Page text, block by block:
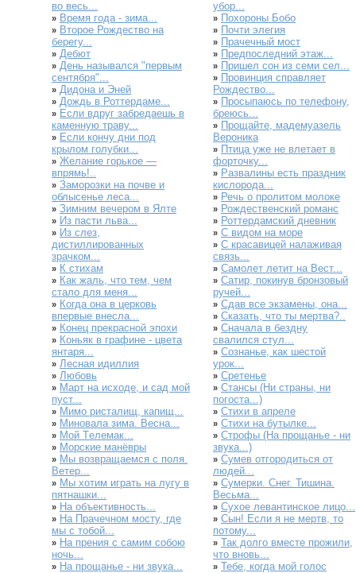
во весь...
» Время года - зима...
» Второе Рождество на
берегу...
» Дебют
» День назывался "первым
сентября"...
» Дидона и Эней
» Дождь в Роттердаме...
» Если вдруг забредаешь в
каменную траву...
» Если кончу дни под
крылом голубки...
» Желание горькое —
впрямь!..
» Заморозки на почве и
облысенье леса...
» Зимним вечером в Ялте
» Из пасти льва...
» Из слез,
дистиллированных
зрачком...
» К стихам
» Как жаль, что тем, чем
стало для меня...
» Когда она в церковь
впервые внесла...
» Конец прекрасной эпохи
» Коньяк в графине - цвета
янтаря...
» Лесная идиллия
» Любовь
» Март на исходе, и сад мой
пуст...
» Мимо ристалищ, капищ...
» Миновала зима. Весна...
» Мой Tелемак...
» Морские манёвры
» Мы возвращаемся с поля.
Ветер...
» Мы хотим играть на лугу в
пятнашки...
» На объективность...
» На Прачечном мосту, где
мы с тобой...
» На прения с самим собою
ночь...
» На прощанье - ни звука...
убор...
» Похороны Бобо
» Почти элегия
» Прачечный мост
» Предпоследний этаж...
» Пришел сон из семи сел...
» Провинция справляет
Рождество...
» Просыпаюсь по телефону,
бреюсь...
» Прощайте, мадемуазель
Вероника
» Птица уже не влетает в
форточку...
» Развалины есть праздник
кислорода...
» Речь о пролитом молоке
» Рождественский романс
» Роттердамский дневник
» С видом на море
» С красавицей налаживая
связь...
» Самолет летит на Вест...
» Сатир, покинув бронзовый
ручей...
» Сдав все экзамены, она...
» Сказать, что ты мертва?..
» Сначала в бездну
свалился стул...
» Сознанье, как шестой
урок...
» Сретенье
» Стансы (Ни страны, ни
погоста...)
» Стихи в апреле
» Стихи на бутылке...
» Строфы (На прощанье - ни
звука...)
» Сумев отгородиться от
людей...
» Сумерки. Снег. Тишина.
Весьма...
» Сухое левантинское лицо...
» Сын! Если я не мертв, то
потому...
» Так долго вместе прожили,
что вновь...
» Тебе, когда мой голос